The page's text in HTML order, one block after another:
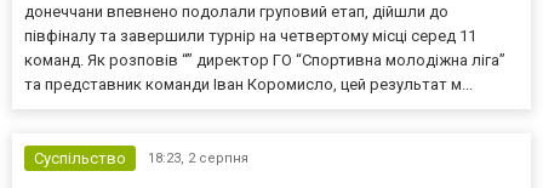
донеччани впевнено подолали груповий етап, дійшли до
півфіналу та завершили турнір на четвертому місці серед 11
команд. Як розповів “” директор ГО “Спортивна молодіжна ліга”
та представник команди Іван Коромисло, цей результат м...
Суспільство 18:23, 2 серпня